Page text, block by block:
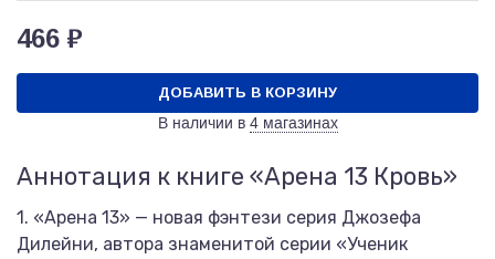
466 ₽
ДОБАВИТЬ В КОРЗИНУ
В наличии в 4 магазинах
Аннотация к книге «Арена 13 Кровь»
1. «Арена 13» — новая фэнтези серия Джозефа
Дилейни, автора знаменитой серии «Ученик